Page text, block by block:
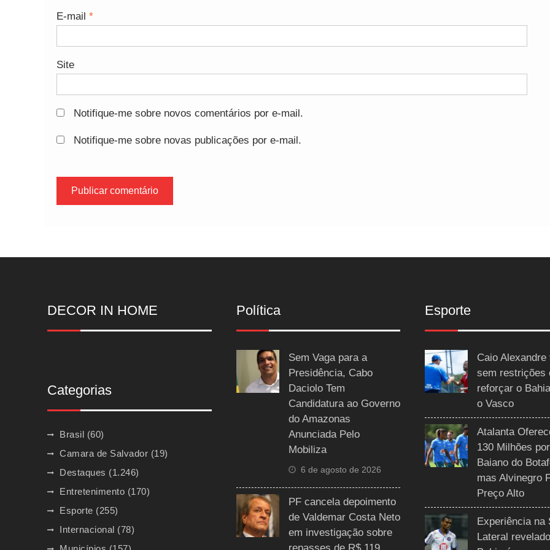
E-mail *
Site
Notifique-me sobre novos comentários por e-mail.
Notifique-me sobre novas publicações por e-mail.
DECOR IN HOME
Categorias
Brasil (60)
Camara de Salvador (19)
Destaques (1.246)
Entretenimento (170)
Esporte (255)
Internacional (78)
Política
Sem Vaga para a
Presidência, Cabo
Daciolo Tem
Candidatura ao Governo
do Amazonas
Anunciada Pelo
Mobiliza
6 de agosto de 2026
PF cancela depoimento
de Valdemar Costa Neto
em investigação sobre
Esporte
Caio Alexandre
sem restrições
reforçar o
o Vasco
Atalanta
130 Milhões
Baiano do
mas Alvinegro
Preço Alto
Experiência na
Lateral